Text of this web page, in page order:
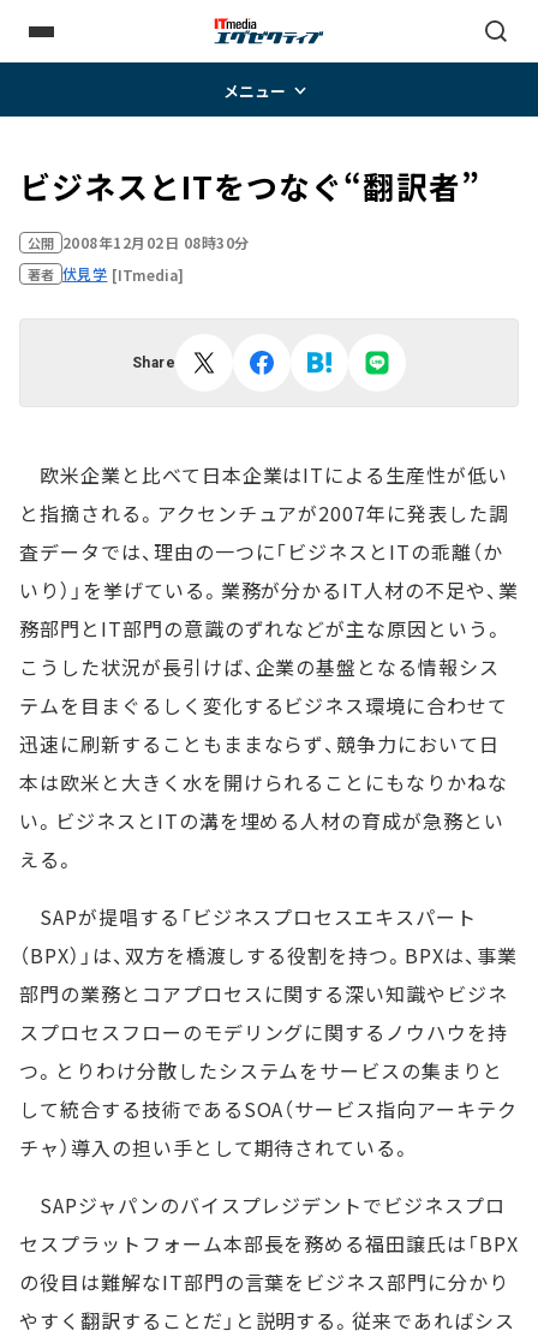
メニュー
ビジネスとITをつなぐ“翻訳者”
公開 2008年12月02日 08時30分
著者 伏見学 [ITmedia]
Share
欧米企業と比べて日本企業はITによる生産性が低い
と指摘される。アクセンチュアが2007年に発表した調
査データでは、理由の一つに「ビジネスとITの乖離（か
いり）」を挙げている。業務が分かるIT人材の不足や、業
務部門とIT部門の意識のずれなどが主な原因という。
こうした状況が長引けば、企業の基盤となる情報シス
テムを目まぐるしく変化するビジネス環境に合わせて
迅速に刷新することもままならず、競争力において日
本は欧米と大きく水を開けられることにもなりかねな
い。ビジネスとITの溝を埋める人材の育成が急務とい
える。
SAPが提唱する「ビジネスプロセスエキスパート
（BPX）」は、双方を橋渡しする役割を持つ。BPXは、事業
部門の業務とコアプロセスに関する深い知識やビジネ
スプロセスフローのモデリングに関するノウハウを持
つ。とりわけ分散したシステムをサービスの集まりと
して統合する技術であるSOA（サービス指向アーキテク
チャ）導入の担い手として期待されている。
SAPジャパンのバイスプレジデントでビジネスプロ
セスプラットフォーム本部長を務める福田譲氏は「BPX
の役目は難解なIT部門の言葉をビジネス部門に分かり
やすく翻訳することだ」と説明する。従来であればシス